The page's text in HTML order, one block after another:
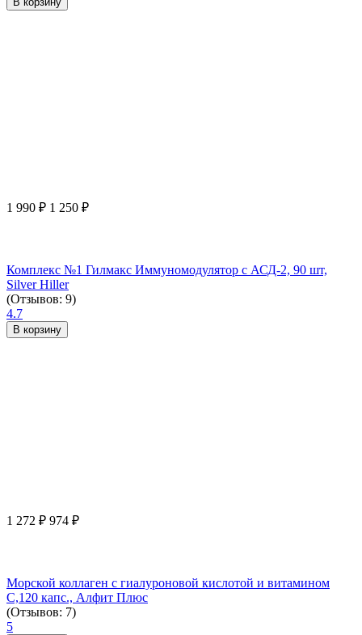
1 990 ₽ 1 250 ₽
Комплекс №1 Гилмакс Иммуномодулятор с АСД-2, 90 шт,
Silver Hiller
(Отзывов: 9)
4.7
В корзину
1 272 ₽ 974 ₽
Морской коллаген с гиалуроновой кислотой и витамином
С,120 капс., Алфит Плюс
(Отзывов: 7)
5